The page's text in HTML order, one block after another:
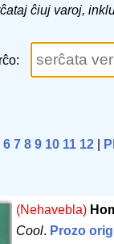
ĉiuj varoj,
6 7 8 9 10 11 12
(Nehavebla)
Cool. Prozo